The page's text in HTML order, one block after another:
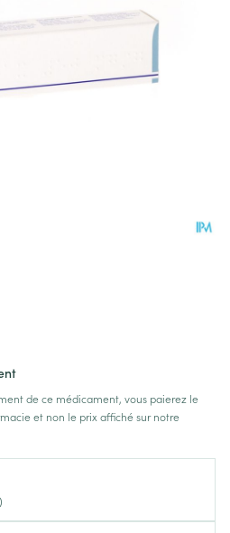
de ce médicament, vous paierez le
et non le prix affiché sur notre